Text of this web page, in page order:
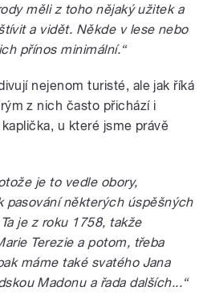
měli z toho nějaký užitek a
a vidět. Někde v lese nebo
přínos minimální.“
nejenom turisté, ale jak říká
z nich často přichází i
u které jsme právě
je to vedle obory,
pasování některých úspěšných
je z roku 1758, takže
Terezie a potom, třeba
máme také svatého Jana
Madonu a řada dalších...“